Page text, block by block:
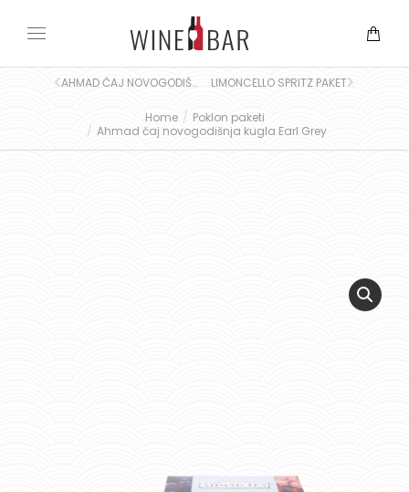
You are here: Home
Poklon paketi
Ahmad čaj novogodišnja kugla Earl Grey
AHMAD ČAJ NOVOGODIŠNJA KUTIJA LIMONCELLO SPRITZ PAKET